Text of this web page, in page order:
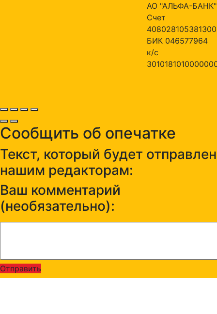
АО "АЛЬФА-БАНК"
Счет
БИК 046577964
к/с
Сообщить об опечатке
Текст, который будет отправлен
нашим редакторам:
Ваш комментарий
(необязательно):
Отправить